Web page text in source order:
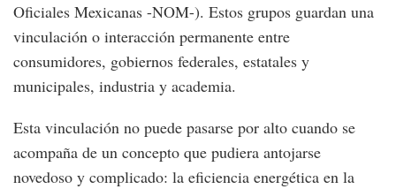
Oficiales Mexicanas -NOM-). Estos grupos guardan una
vinculación o interacción permanente entre
consumidores, gobiernos federales, estatales y
municipales, industria y academia.
Esta vinculación no puede pasarse por alto cuando se
acompaña de un concepto que pudiera antojarse
novedoso y complicado: la eficiencia energética en la